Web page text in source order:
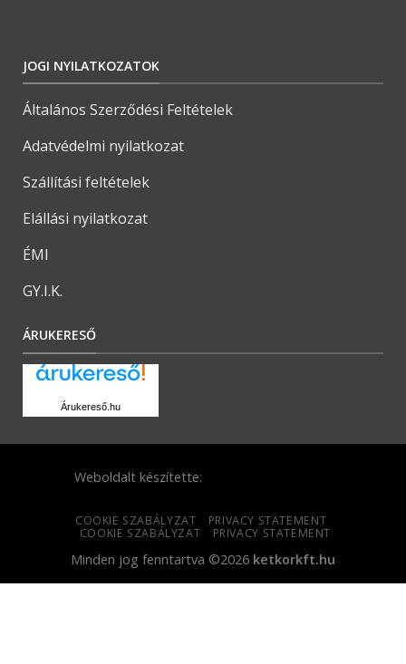
JOGI NYILATKOZATOK
Általános Szerződési Feltételek
Adatvédelmi nyilatkozat
Szállítási feltételek
Elállási nyilatkozat
ÉMI
GY.I.K.
ÁRUKERESŐ
Árukereső.hu
Weboldalt készítette:
COOKIE SZABÁLYZAT
PRIVACY STATEMENT
COOKIE SZABÁLYZAT
PRIVACY STATEMENT
Minden jog fenntartva ©2026 ketkorkft.hu